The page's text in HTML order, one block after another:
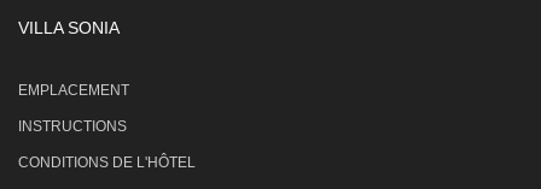
VILLA SONIA
EMPLACEMENT
INSTRUCTIONS
CONDITIONS DE L'HÔTEL